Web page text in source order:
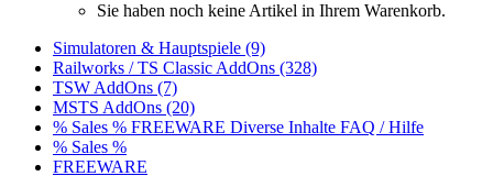
Sie haben noch keine Artikel in Ihrem Warenkorb.
Simulatoren & Hauptspiele (9)
Railworks / TS Classic AddOns (328)
TSW AddOns (7)
MSTS AddOns (20)
% Sales % FREEWARE Diverse Inhalte FAQ / Hilfe
% Sales %
FREEWARE